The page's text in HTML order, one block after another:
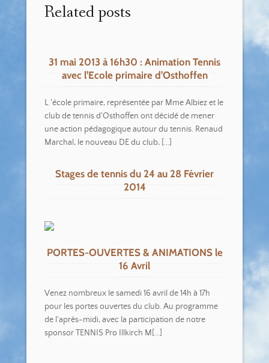
Related posts
31 mai 2013 à 16h30 : Animation Tennis
avec l'Ecole primaire d'Osthoffen
L 'école primaire, représentée par Mme Albiez et le
club de tennis d'Osthoffen ont décidé de mener
une action pédagogique autour du tennis. Renaud
Marchal, le nouveau DE du club, [...]
Stages de tennis du 24 au 28 Février
2014
PORTES-OUVERTES & ANIMATIONS le
16 Avril
Venez nombreux le samedi 16 avril de 14h à 17h
pour les portes ouvertes du club. Au programme
de l'après-midi, avec la participation de notre
sponsor TENNIS Pro Illkirch M[...]